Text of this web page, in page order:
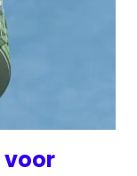
voor